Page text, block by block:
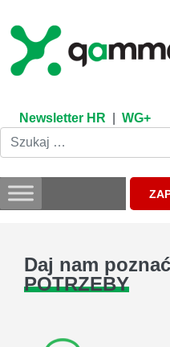
content
Newsletter HR WG+
Daj nam poznać
POTRZEBY